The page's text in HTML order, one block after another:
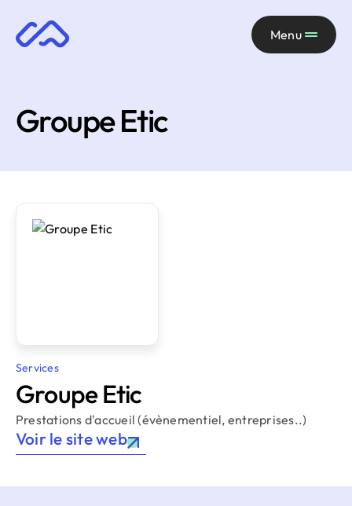
Menu
Groupe Etic
Services
Groupe Etic
Prestations d'accueil (évènementiel, entreprises..)
Voir le site web